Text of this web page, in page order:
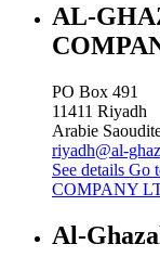
AL-
PO Box 491
11411 Riyadh
Arabie
riyadh@al-
See details Go
COMPANY
Al-